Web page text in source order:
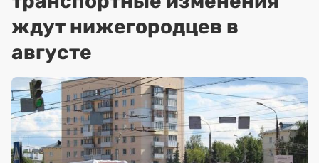
ждут нижегородцев в
августе